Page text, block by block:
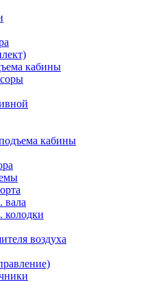
кабины
кабины
вала
колодки
воздуха